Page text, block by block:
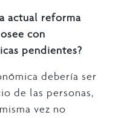
actual reforma
con
pendientes?
debería ser
de las personas,
vez no